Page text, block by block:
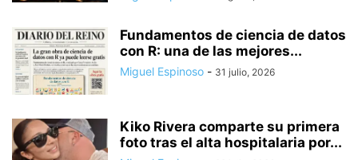
Fundamentos de ciencia de datos
con R: una de las mejores...
Miguel Espinoso - 31 julio, 2026
Kiko Rivera comparte su primera
foto tras el alta hospitalaria por...